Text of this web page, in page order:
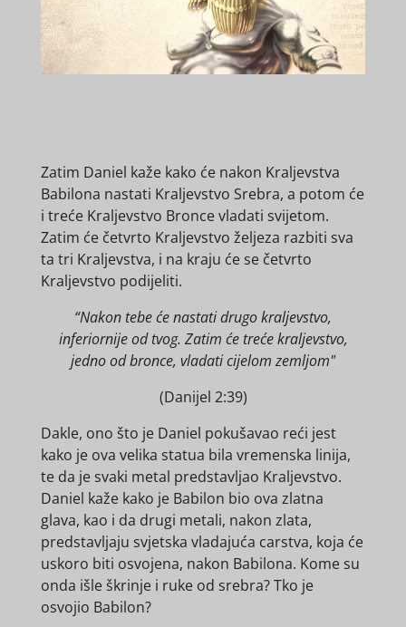
Zatim Daniel kaže kako će nakon Kraljevstva
Babilona nastati Kraljevstvo Srebra, a potom će
i treće Kraljevstvo Bronce vladati svijetom.
Zatim će četvrto Kraljevstvo željeza razbiti sva
ta tri Kraljevstva, i na kraju će se četvrto
Kraljevstvo podijeliti.
“Nakon tebe će nastati drugo kraljevstvo,
inferiornije od tvog. Zatim će treće kraljevstvo,
jedno od bronce, vladati cijelom zemljom"
(Danijel 2:39)
Dakle, ono što je Daniel pokušavao reći jest
kako je ova velika statua bila vremenska linija,
te da je svaki metal predstavljao Kraljevstvo.
Daniel kaže kako je Babilon bio ova zlatna
glava, kao i da drugi metali, nakon zlata,
predstavljaju svjetska vladajuća carstva, koja će
uskoro biti osvojena, nakon Babilona. Kome su
onda išle škrinje i ruke od srebra? Tko je
osvojio Babilon?